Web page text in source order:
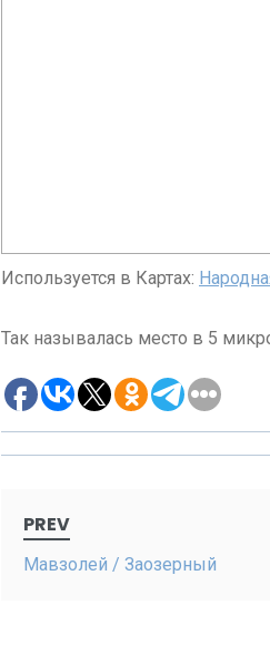
Используется в Картах:
Так называлась место в 5
navigation
PREV
Мавзолей / Заозерный